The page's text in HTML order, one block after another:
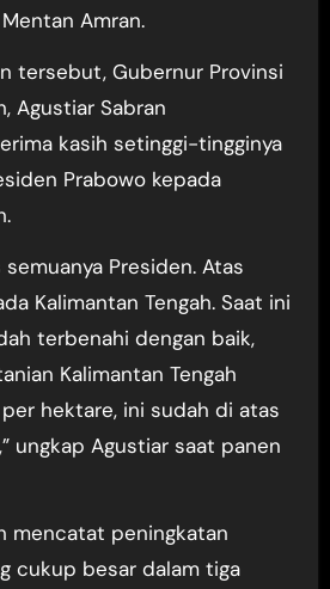
Amran.
tersebut, Gubernur Provinsi
Agustiar Sabran
kasih setinggi-tingginya
Prabowo kepada
semuanya Presiden. Atas
Kalimantan Tengah. Saat ini
terbenahi dengan baik,
Kalimantan Tengah
hektare, ini sudah di atas
ungkap Agustiar saat panen
mencatat peningkatan
cukup besar dalam tiga